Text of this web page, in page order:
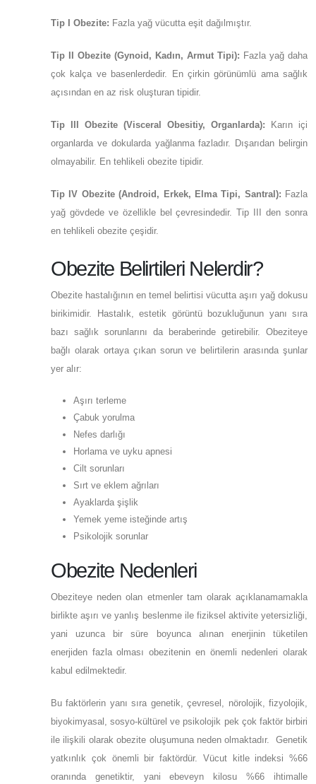
Tip I Obezite: Fazla yağ vücutta eşit dağılmıştır.
Tip II Obezite (Gynoid, Kadın, Armut Tipi): Fazla yağ daha
çok kalça ve basenlerdedir. En çirkin görünümlü ama sağlık
açısından en az risk oluşturan tipidir.
Tip III Obezite (Visceral Obesitiy, Organlarda): Karın içi
organlarda ve dokularda yağlanma fazladır. Dışarıdan belirgin
olmayabilir. En tehlikeli obezite tipidir.
Tip IV Obezite (Android, Erkek, Elma Tipi, Santral): Fazla
yağ gövdede ve özellikle bel çevresindedir. Tip III den sonra
en tehlikeli obezite çeşidir.
Obezite Belirtileri Nelerdir?
Obezite hastalığının en temel belirtisi vücutta aşırı yağ dokusu
birikimidir. Hastalık, estetik görüntü bozukluğunun yanı sıra
bazı sağlık sorunlarını da beraberinde getirebilir. Obeziteye
bağlı olarak ortaya çıkan sorun ve belirtilerin arasında şunlar
yer alır:
Aşırı terleme
Çabuk yorulma
Nefes darlığı
Horlama ve uyku apnesi
Cilt sorunları
Sırt ve eklem ağrıları
Ayaklarda şişlik
Yemek yeme isteğinde artış
Psikolojik sorunlar
Obezite Nedenleri
Obeziteye neden olan etmenler tam olarak açıklanamamakla
birlikte aşırı ve yanlış beslenme ile fiziksel aktivite yetersizliği,
yani uzunca bir süre boyunca alınan enerjinin tüketilen
enerjiden fazla olması obezitenin en önemli nedenleri olarak
kabul edilmektedir.
Bu faktörlerin yanı sıra genetik, çevresel, nörolojik, fizyolojik,
biyokimyasal, sosyo-kültürel ve psikolojik pek çok faktör birbiri
ile ilişkili olarak obezite oluşumuna neden olmaktadır. Genetik
yatkınlık çok önemli bir faktördür. Vücut kitle indeksi %66
oranında genetiktir, yani ebeveyn kilosu %66 ihtimalle